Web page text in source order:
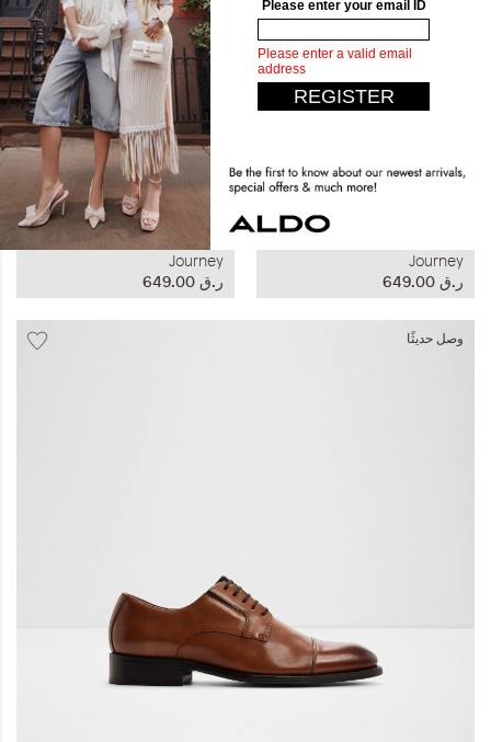
وصل حديثًا
Journey
ر.ق‏ 649.00
وصل حديثًا
Journey
ر.ق‏ 649.00
وصل حديثًا